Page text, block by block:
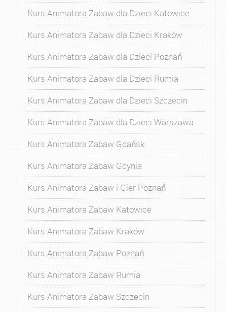
Kurs Animatora Zabaw dla Dzieci Katowice
Kurs Animatora Zabaw dla Dzieci Kraków
Kurs Animatora Zabaw dla Dzieci Poznań
Kurs Animatora Zabaw dla Dzieci Rumia
Kurs Animatora Zabaw dla Dzieci Szczecin
Kurs Animatora Zabaw dla Dzieci Warszawa
Kurs Animatora Zabaw Gdańsk
Kurs Animatora Zabaw Gdynia
Kurs Animatora Zabaw i Gier Poznań
Kurs Animatora Zabaw Katowice
Kurs Animatora Zabaw Kraków
Kurs Animatora Zabaw Poznań
Kurs Animatora Zabaw Rumia
Kurs Animatora Zabaw Szczecin